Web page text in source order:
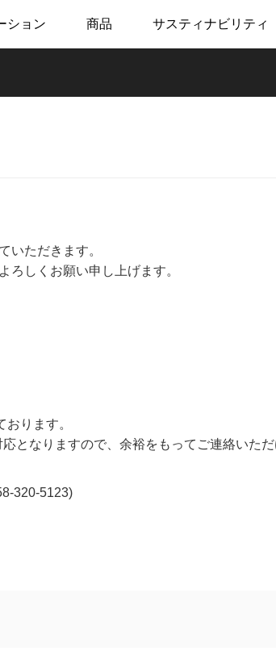
ション 商品 サスティナビリティ
いただきます。
ろしくお願い申し上げます。
ります。
応となりますので、余裕をもってご連絡いた
320-5123)